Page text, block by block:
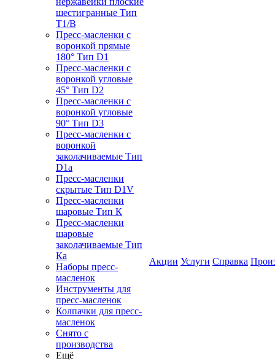
шестигранные Тип
T1/B
Пресс-масленки с
воронкой прямые
180° Тип D1
Пресс-масленки с
воронкой угловые
45° Тип D2
Пресс-масленки с
воронкой угловые
90° Тип D3
Пресс-масленки с
воронкой
заколачиваемые Тип
D1a
Пресс-масленки
скрытые Тип D1V
Пресс-масленки
шаровые Тип К
Пресс-масленки
шаровые
заколачиваемые Тип
Кa
Наборы пресс-
масленок
Инструменты для
пресс-масленок
Колпачки для пресс-
масленок
Снято с
производства
Ещё
Акции Услуги Справка